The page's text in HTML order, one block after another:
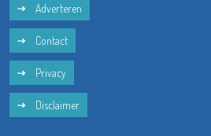
Adverteren
Contact
Privacy
Disclaimer